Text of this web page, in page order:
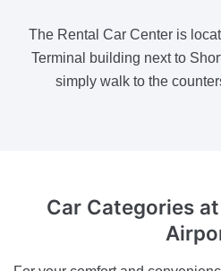
The Rental Car Center is
Terminal building next to
simply walk to the
Car Categories